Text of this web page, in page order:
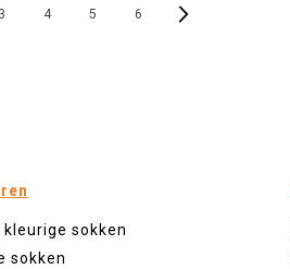
3 4 5 6
kleurige sokken
sokken